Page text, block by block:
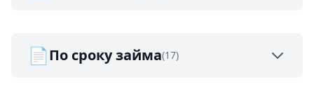
📄По сроку займа(17)